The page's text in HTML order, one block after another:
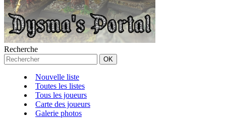
Recherche
Nouvelle liste
Toutes les listes
Tous les joueurs
Carte des joueurs
Galerie photos